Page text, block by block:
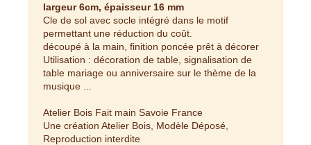
largeur 6cm, épaisseur 16 mm
Cle de sol avec socle intégré dans le motif
permettant une réduction du coût.
découpé à la main, finition poncée prêt à décorer
Utilisation : décoration de table, signalisation de
table mariage ou anniversaire sur le thème de la
musique ...
Atelier Bois Fait main Savoie France
Une création Atelier Bois, Modèle Déposé,
Reproduction interdite